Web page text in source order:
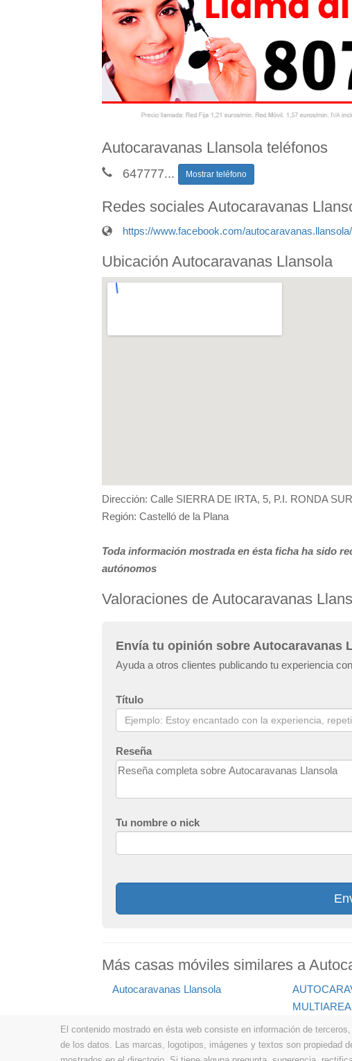
Autocaravanas Llansola teléfonos
647777... Mostrar teléfono
Redes sociales Autocaravanas
https://www.facebook.com/autocaravanas.llansola/
Ubicación Autocaravanas Llansola
Dirección: Calle SIERRA DE IRTA, 5, P.I. RONDA SUR
Región: Castelló de la Plana
Toda información mostrada en ésta ficha ha sido
autónomos
Valoraciones de Autocaravanas
Envía tu opinión sobre Autocaravanas
Ayuda a otros clientes publicando tu experiencia
Título
Reseña
Tu nombre o nick
Más casas móviles similares a
Autocaravanas Llansola
MULTIAREA
El contenido mostrado en ésta web consiste en información de
de los datos. Las marcas, logotipos, imágenes y textos son propiedad